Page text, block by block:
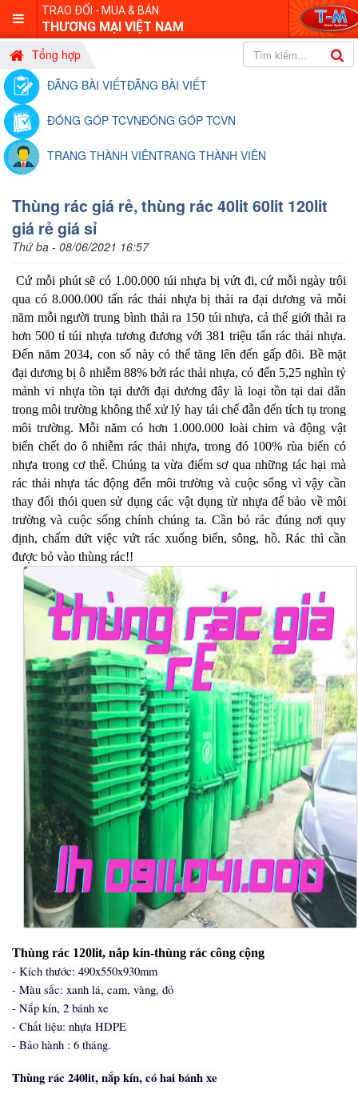
TRAO ĐỔI - MUA & BÁN
THƯƠNG MẠI VIỆT NAM
Tổng hợp
ĐĂNG BÀI VIẾTĐĂNG BÀI VIẾT
ĐÓNG GÓP TCVNĐÓNG GÓP TCVN
TRANG THÀNH VIÊNTRANG THÀNH VIÊN
Thùng rác giá rẻ, thùng rác 40lit 60lit 120lit
giá rẻ giá sỉ
Thứ ba - 08/06/2021 16:57
Cứ mỗi phút sẽ có 1.00.000 túi nhựa bị vứt đi, cứ mỗi ngày trôi
qua có 8.000.000 tấn rác thải nhựa bị thải ra đại dương và mỗi
năm mỗi người trung bình thải ra 150 túi nhựa, cả thế giới thải ra
hơn 500 tỉ túi nhựa tương đương với 381 triệu tấn rác thải nhựa.
Đến năm 2034, con số này có thể tăng lên đến gấp đôi. Bề mặt
đại dương bị ô nhiễm 88% bởi rác thải nhựa, có đến 5,25 nghìn tỷ
mảnh vi nhựa tồn tại dưới đại dương đây là loại tồn tại dai dẳn
trong môi trường không thể xử lý hay tái chế đẫn đến tích tụ trong
môi trường. Mỗi năm có hơn 1.000.000 loài chim và động vật
biển chết do ô nhiễm rác thải nhựa, trong đó 100% rùa biển có
nhựa trong cơ thể. Chúng ta vừa điểm sơ qua những tác hại mà
rác thải nhựa tác động đến môi trường và cuộc sống vì vậy cần
thay đổi thói quen sử dụng các vật dụng từ nhựa để bảo về môi
trường và cuộc sống chính chúng ta. Cần bỏ rác đúng nơi quy
định, chấm dứt việc vứt rác xuống biển, sông, hồ. Rác thì cần
được bỏ vào thùng rác!!
Thùng rác 120lit, nắp kín-thùng rác công cộng
- Kích thước: 490x550x930mm
- Màu sắc: xanh lá, cam, vàng, đỏ
- Nắp kín, 2 bánh xe
- Chất liệu: nhựa HDPE
- Bảo hành : 6 tháng.
Thùng rác 240lit, nắp kín, có hai bánh xe